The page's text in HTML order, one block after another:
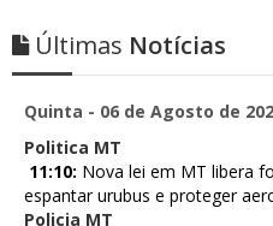
Últimas Notícias
Quinta - 06 de Agosto de
Politica MT
11:10: Nova lei em MT libera
espantar urubus e proteger
Policia MT